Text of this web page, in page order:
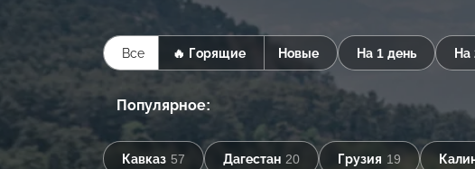
Все 🔥 Горящие Новые На 1 день На
Популярное:
Кавказ 57 Дагестан 20 Грузия 19